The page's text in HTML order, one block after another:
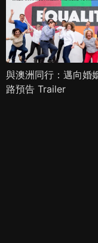
與澳洲同行：邁向婚
路預告 Trailer